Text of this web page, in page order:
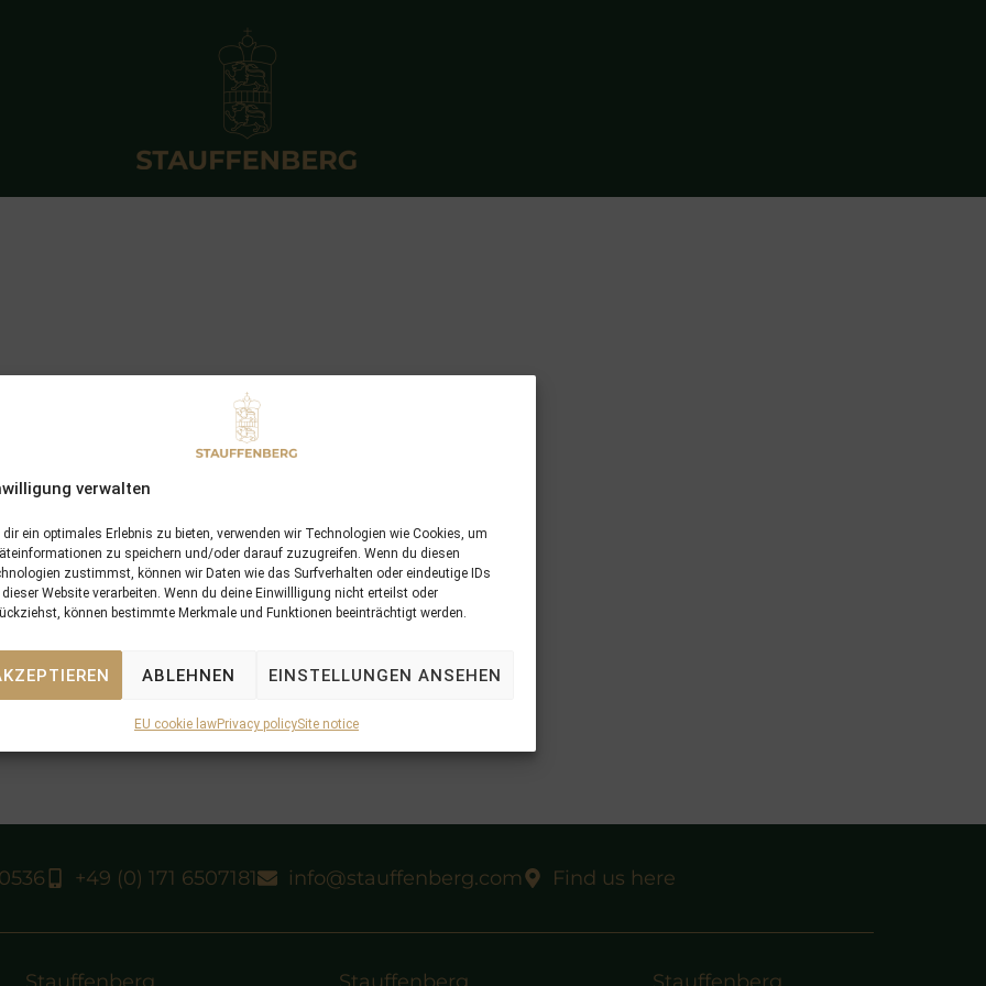
verwalten
dir ein optimales Erlebnis zu bieten, verwenden wir Technologien wie Cookies, um
zu speichern und/oder darauf zuzugreifen. Wenn du diesen
zustimmst, können wir Daten wie das Surfverhalten oder eindeutige IDs
Website verarbeiten. Wenn du deine Einwillligung nicht erteilst oder
können bestimmte Merkmale und Funktionen beeinträchtigt werden.
ABLEHNEN EINSTELLUNGEN ANSEHEN
EU cookie lawPrivacy policySite notice
+49 (0) 171 6507181 info@stauffenberg.com Find us here